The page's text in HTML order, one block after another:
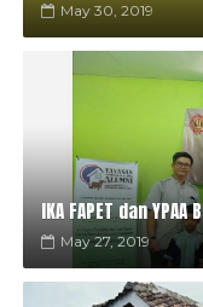
May 30, 2019
IKA FAPET dan
May 27, 2019